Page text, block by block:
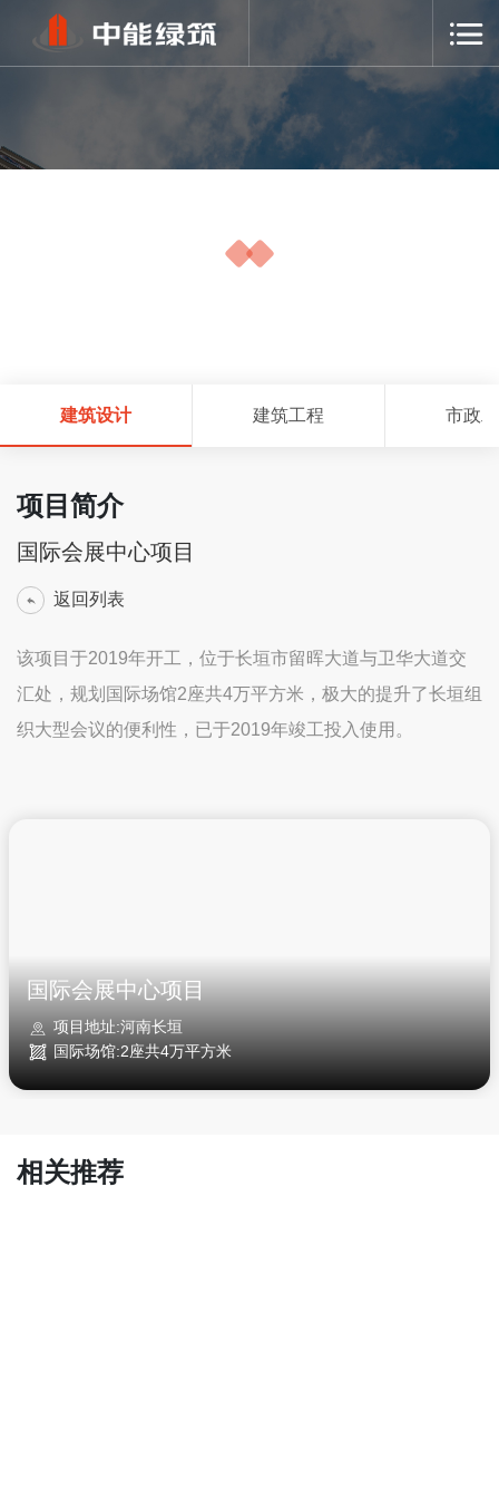
建筑设计 建筑工程 市政
项目简介
国际会展中心项目
返回列表
该项目于2019年开工，位于长垣市留晖大道与卫华大道交
汇处，规划国际场馆2座共4万平方米，极大的提升了长垣组
织大型会议的便利性，已于2019年竣工投入使用。
国际会展中心项目
项目地址:河南长垣
国际场馆:2座共4万平方米
相关推荐